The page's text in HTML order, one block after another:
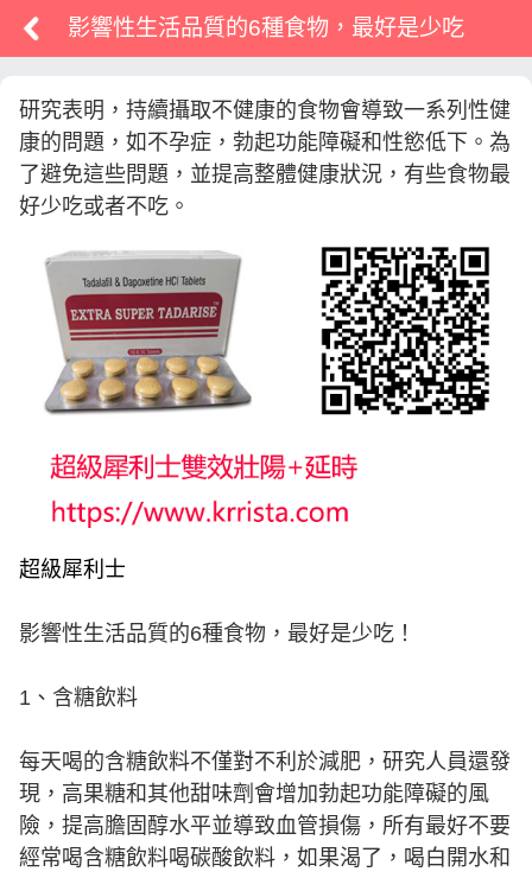
影響性生活品質的6種食物，最好是少吃
研究表明，持續攝取不健康的食物會導致一系列性健
康的問題，如不孕症，勃起功能障礙和性慾低下。為
了避免這些問題，並提高整體健康狀況，有些食物最
好少吃或者不吃。
超級犀利士
影響性生活品質的6種食物，最好是少吃！
1、含糖飲料
每天喝的含糖飲料不僅對不利於減肥，研究人員還發
現，高果糖和其他甜味劑會增加勃起功能障礙的風
險，提高膽固醇水平並導致血管損傷，所有最好不要
經常喝含糖飲料喝碳酸飲料，如果渴了，喝白開水和